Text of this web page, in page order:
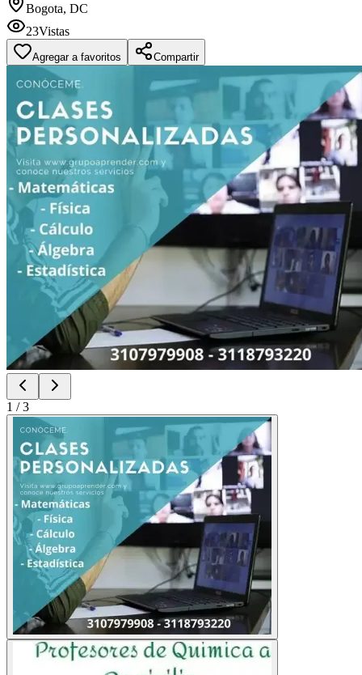
Bogota, DC
23Vistas
Agregar a favoritos Compartir
1 /3